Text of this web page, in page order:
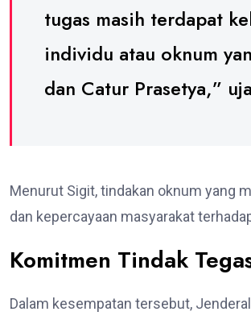
tugas masih terdapat
individu atau oknum
dan Catur Prasetya,”
Menurut Sigit, tindakan oknum yang
dan kepercayaan masyarakat
Komitmen Tindak
Dalam kesempatan tersebut,